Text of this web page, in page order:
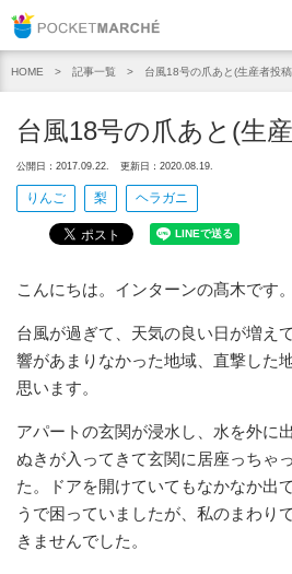
Pocket
HOME 記事一覧 台風18号の爪あと(生産者投
台風18号の爪あと(生
公開日：2017.09.22. 更新日：2020.08.19.
りんご 梨 ヘラガニ
こんにちは。インターンの髙木です。
台風が過ぎて、天気の良い日が増え
響があまりなかった地域、直撃した
思います。
アパートの玄関が浸水し、水を外に
ぬきが入ってきて玄関に居座っちゃ
た。ドアを開けていてもなかなか出
うで困っていましたが、私のまわり
きませんでした。